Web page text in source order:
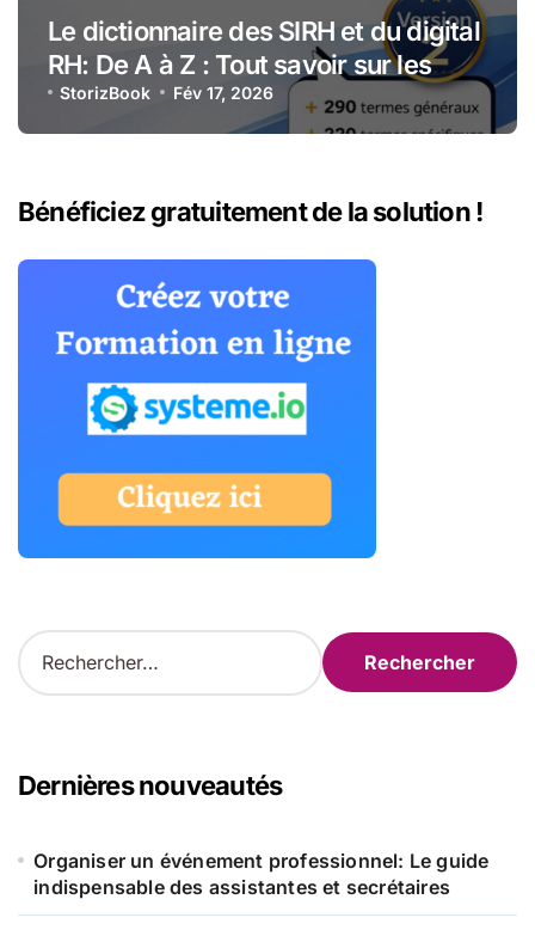
Le dictionnaire des SIRH et du digital
RH: De A à Z : Tout savoir sur les
technologies et stratégies RH
numériques
StorizBook Fév 17, 2026
Bénéficiez gratuitement de la solution !
R
e
r
c
e
Dernières nouveautés
Organiser un événement professionnel: Le guide
indispensable des assistantes et secrétaires